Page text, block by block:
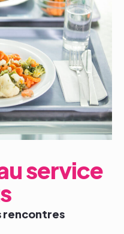
service
rencontres